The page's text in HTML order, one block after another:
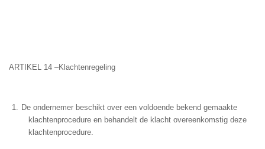
ARTIKEL 14 –Klachtenregeling
De ondernemer beschikt over een voldoende bekend gemaakte
klachtenprocedure en behandelt de klacht overeenkomstig deze
klachtenprocedure.